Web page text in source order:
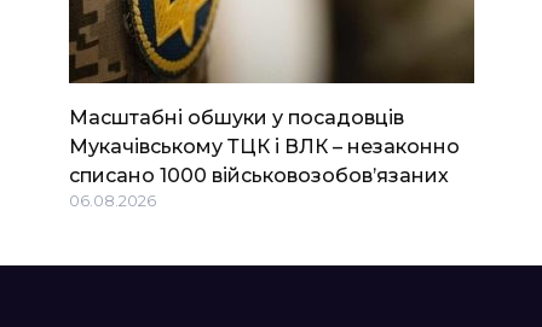
Масштабні обшуки у посадовців
Мукачівському ТЦК і ВЛК – незаконно
списано 1000 військовозобов’язаних
06.08.2026